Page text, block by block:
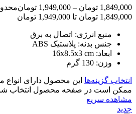
1,849,000 تومان –
1,949,000 تومان
1,849,000 تومان تا 1,949,000 تومان
منبع انرژی: اتصال به برق
جنس بدنه: پلاستیک ABS
ابعاد: 16x8.5x3 cm
وزن: 130 گرم
انتخاب گزینه‌ها این محصول دارای انواع
ممکن است در صفحه محصول انتخاب
مشاهده سریع
جدید